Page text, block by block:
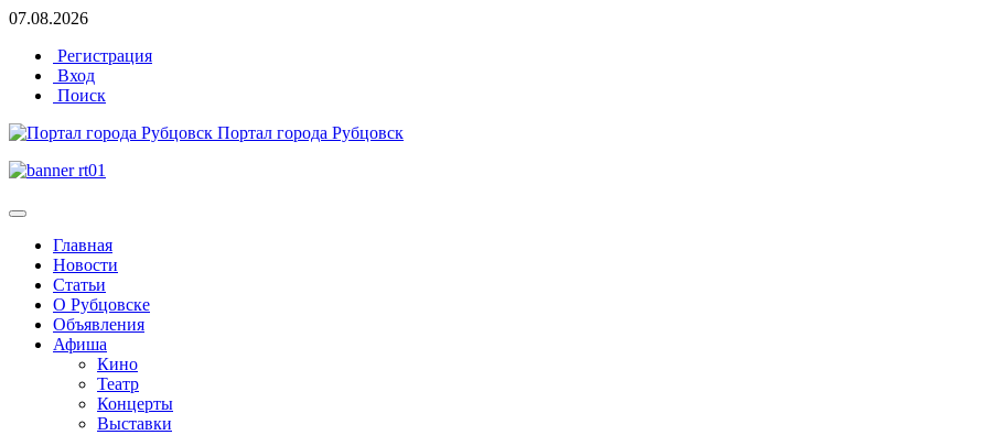
07.08.2026
Регистрация
Вход
Поиск
Портал города Рубцовск
Главная
Новости
Статьи
О Рубцовске
Объявления
Афиша
Кино
Театр
Концерты
Выставки